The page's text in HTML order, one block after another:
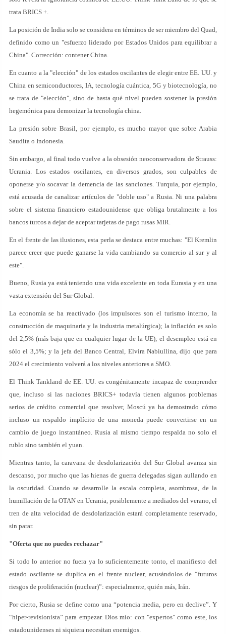
trata BRICS +.
La posición de India solo se considera en términos de ser miembro del Quad,
definido como un "esfuerzo liderado por Estados Unidos para equilibrar a
China". Corrección: contener China.
En cuanto a la "elección" de los estados oscilantes de elegir entre EE. UU. y
China en semiconductores, IA, tecnología cuántica, 5G y biotecnología, no
se trata de "elección", sino de hasta qué nivel pueden sostener la presión
hegemónica para demonizar la tecnología china.
La presión sobre Brasil, por ejemplo, es mucho mayor que sobre Arabia
Saudita o Indonesia.
Sin embargo, al final todo vuelve a la obsesión neoconservadora de Strauss:
Ucrania. Los estados oscilantes, en diversos grados, son culpables de
oponerse y/o socavar la demencia de las sanciones. Turquía, por ejemplo,
está acusada de canalizar artículos de "doble uso" a Rusia. Ni una palabra
sobre el sistema financiero estadounidense que obliga brutalmente a los
bancos turcos a dejar de aceptar tarjetas de pago rusas MIR.
En el frente de las ilusiones, esta perla se destaca entre muchas: "El Kremlin
parece creer que puede ganarse la vida cambiando su comercio al sur y al
este".
Bueno, Rusia ya está teniendo una vida excelente en toda Eurasia y en una
vasta extensión del Sur Global.
La economía se ha reactivado (los impulsores son el turismo interno, la
construcción de maquinaria y la industria metalúrgica); la inflación es solo
del 2,5% (más baja que en cualquier lugar de la UE); el desempleo está en
sólo el 3,5%; y la jefa del Banco Central, Elvira Nabiullina, dijo que para
2024 el crecimiento volverá a los niveles anteriores a SMO.
El Think Tankland de EE. UU. es congénitamente incapaz de comprender
que, incluso si las naciones BRICS+ todavía tienen algunos problemas
serios de crédito comercial que resolver, Moscú ya ha demostrado cómo
incluso un respaldo implícito de una moneda puede convertirse en un
cambio de juego instantáneo. Rusia al mismo tiempo respalda no solo el
rublo sino también el yuan.
Mientras tanto, la caravana de desdolarización del Sur Global avanza sin
descanso, por mucho que las hienas de guerra delegadas sigan aullando en
la oscuridad. Cuando se desarrolle la escala completa, asombrosa, de la
humillación de la OTAN en Ucrania, posiblemente a mediados del verano, el
tren de alta velocidad de desdolarización estará completamente reservado,
sin parar.
"Oferta que no puedes rechazar"
Si todo lo anterior no fuera ya lo suficientemente tonto, el manifiesto del
estado oscilante se duplica en el frente nuclear, acusándolos de “futuros
riesgos de proliferación (nuclear)”: especialmente, quién más, Irán.
Por cierto, Rusia se define como una “potencia media, pero en declive”. Y
“hiper-revisionista” para empezar. Dios mío: con "expertos" como este, los
estadounidenses ni siquiera necesitan enemigos.